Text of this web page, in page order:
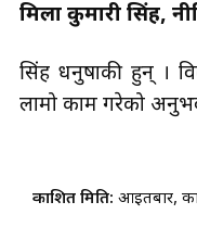
प्रमिला कुमारी सिंह,
सिंह धनुषाकी हुन् ।
लामो काम गरेको
प्रकाशित मिति: आइतबार,